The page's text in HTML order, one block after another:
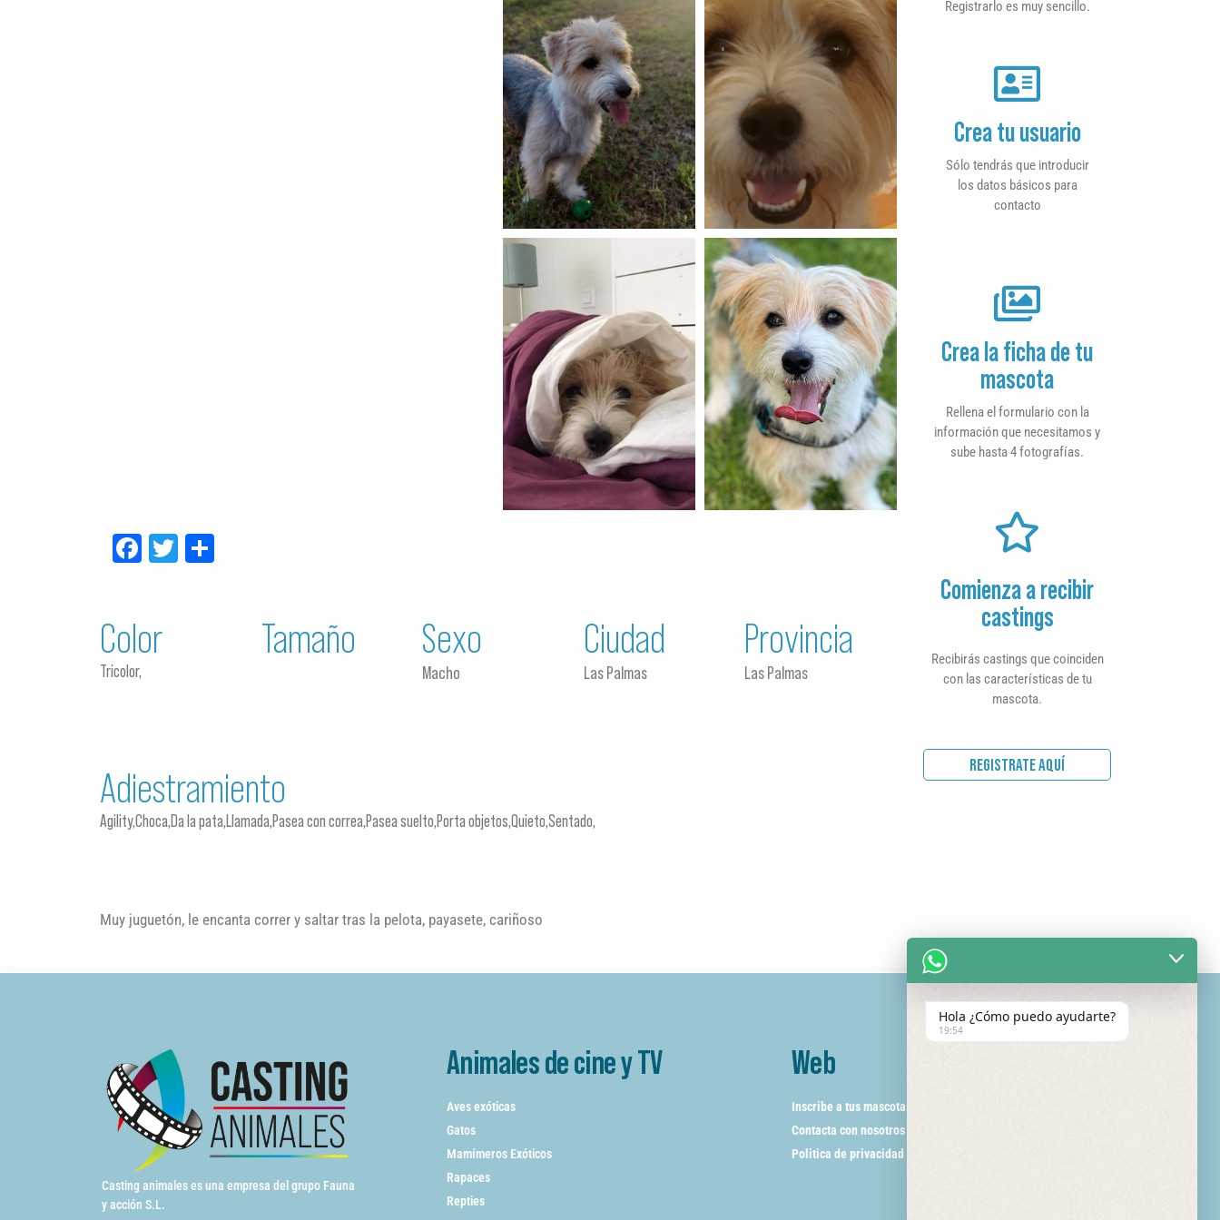
Facebook
Twitter
Color
Tricolor,
Tamaño Sexo
Macho
Ciudad
Las Palmas
Provincia
Las Palmas
Adiestramiento
Agility,Choca,Da la pata,Llamada,Pasea con correa,Pasea suelto,Porta objetos,Quieto,Sentado,
Muy juguetón, le encanta correr y saltar tras la pelota, payasete, cariñoso
Registrarlo es muy sencillo.
Crea tu usuario
Sólo tendrás que introducir
los datos básicos para
contacto
Crea la ficha de tu
mascota
Rellena el formulario con la
información que necesitamos y
sube hasta 4 fotografías.
Comienza a recibir
castings
Recibirás castings que coinciden
con las características de tu
mascota.
REGISTRATE AQUÍ
Casting animales es una empresa del grupo Fauna
y acción S.L.
Animales de cine y TV
Aves exóticas
Gatos
Mamímeros Exóticos
Rapaces
Repties
Web
Inscribe a tus mascotas
Contacta con nosotros
Politica de privacidad
Hola ¿Cómo puedo ayudarte?
19:54